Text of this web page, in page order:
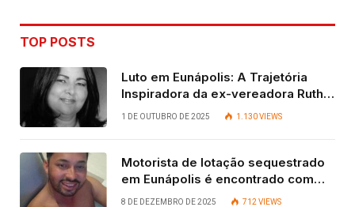
TOP POSTS
Luto em Eunápolis: A Trajetória
Inspiradora da ex-vereadora Ruth
Contadora
1 DE OUTUBRO DE 2025 1.130VIEWS
Motorista de lotação sequestrado
em Eunápolis é encontrado com
vida após quatro dias.
8 DE DEZEMBRO DE 2025 712 VIEWS